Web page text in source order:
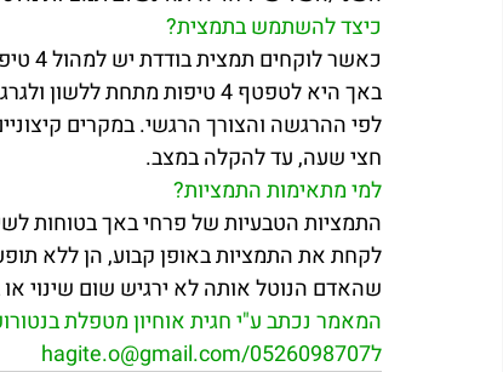
כיצד להשתמש בתמצית?
באך היא לטפטף 4 טיפות
לפי ההרגשה והצורך הרגשי. במקרים
חצי שעה, עד להקלה במצב.
למי מתאימות התמציות?
התמציות הטבעיות של פרחי באך בטוחות
לקחת את התמציות באופן קבוע, הן ללא
שהאדם הנוטל אותה לא ירגיש שום שינוי או
המאמר נכתב ע"י חגית אוחיון מטפלת
ל0526098707/hagite.o@gmail.com